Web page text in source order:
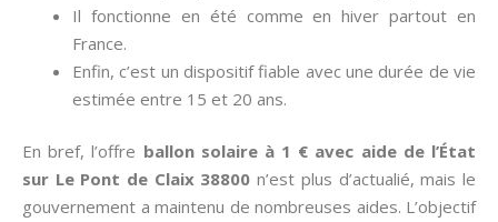
Il fonctionne en été comme en hiver partout en
France.
Enfin, c’est un dispositif fiable avec une durée de vie
estimée entre 15 et 20 ans.
En bref, l’offre ballon solaire à 1 € avec aide de l’État
sur Le Pont de Claix 38800 n’est plus d’actualié, mais le
gouvernement a maintenu de nombreuses aides. L’objectif